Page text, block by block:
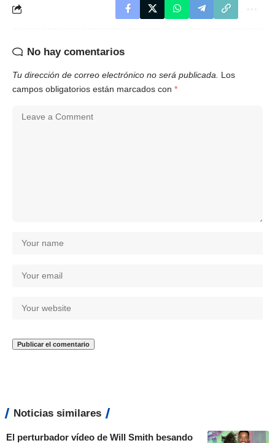
No hay comentarios
Tu dirección de correo electrónico no será publicada.
Los
campos obligatorios están marcados con *
Noticias similares
El perturbador vídeo de Will Smith besando